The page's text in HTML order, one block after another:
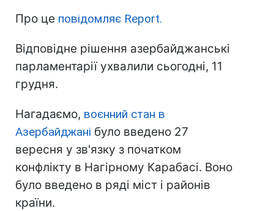
Про це повідомляє Report.
Відповідне рішення азербайджанські
парламентарії ухвалили сьогодні, 11
грудня.
Нагадаємо, воєнний стан в
Азербайджані було введено 27
вересня у зв'язку з початком
конфлікту в Нагірному Карабасі. Воно
було введено в ряді міст і районів
країни.